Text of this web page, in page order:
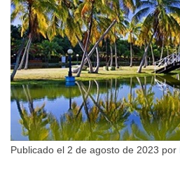
Publicado el 2 de agosto de 2023 por